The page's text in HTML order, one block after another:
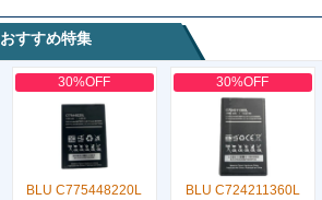
おすすめ特集
30%OFF
BLU C775448220L
30%OFF
BLU C724211360L